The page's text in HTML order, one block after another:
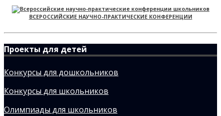
ВСЕРОССИЙСКИЕ НАУЧНО-ПРАКТИЧЕСКИЕ КОНФЕРЕНЦИИ
Проекты для детей
Конкурсы для дошкольников
Конкурсы для школьников
Олимпиады для школьников